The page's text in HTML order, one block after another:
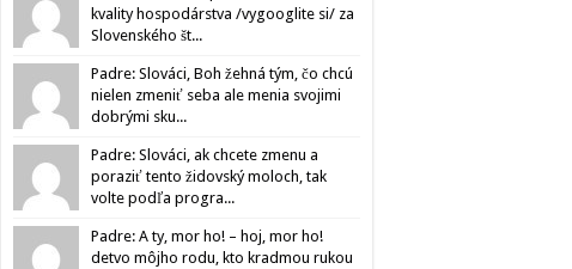
kvality hospodárstva /vygooglite si/ za
Slovenského št...
Padre: Slováci, Boh žehná tým, čo chcú
nielen zmeniť seba ale menia svojimi
dobrými sku...
Padre: Slováci, ak chcete zmenu a
poraziť tento židovský moloch, tak
volte podľa progra...
Padre: A ty, mor ho! – hoj, mor ho!
detvo môjho rodu, kto kradmou rukou